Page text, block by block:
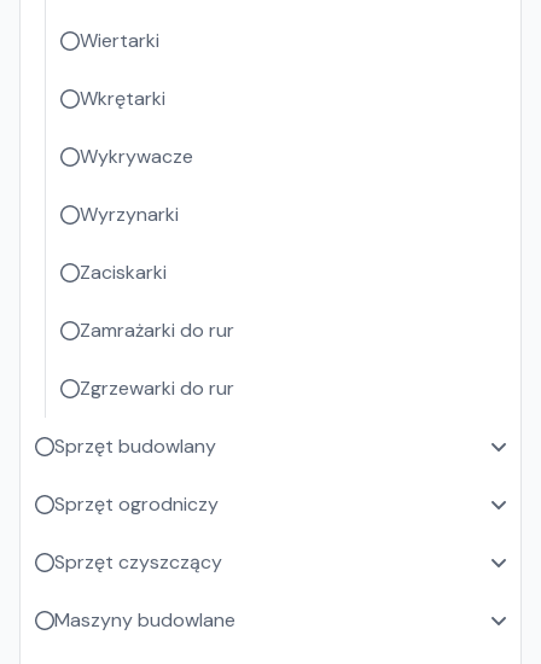
Wiertarki
Wkrętarki
Wykrywacze
Wyrzynarki
Zaciskarki
Zamrażarki do rur
Zgrzewarki do rur
Sprzęt budowlany
Sprzęt ogrodniczy
Sprzęt czyszczący
Maszyny budowlane